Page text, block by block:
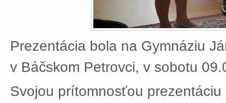
Prezentácia bola na Gymnáziu
v Báčskom Petrovci, v sobotu
Svojou prítomnosťou